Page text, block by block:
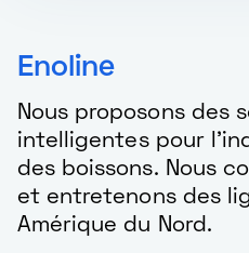
Enoline
Nous proposons des
intelligentes pour
des boissons. Nous
et entretenons des
Amérique du Nord.